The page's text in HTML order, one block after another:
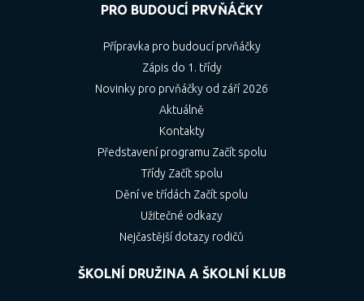
PRO BUDOUCÍ PRVŇÁČKY
Přípravka pro budoucí prvňáčky
Zápis do 1. třídy
Novinky pro prvňáčky od září 2026
Aktuálně
Kontakty
Představení programu Začít spolu
Třídy Začít spolu
Dění ve třídách Začít spolu
Užitečné odkazy
Nejčastější dotazy rodičů
ŠKOLNÍ DRUŽINA A ŠKOLNÍ KLUB